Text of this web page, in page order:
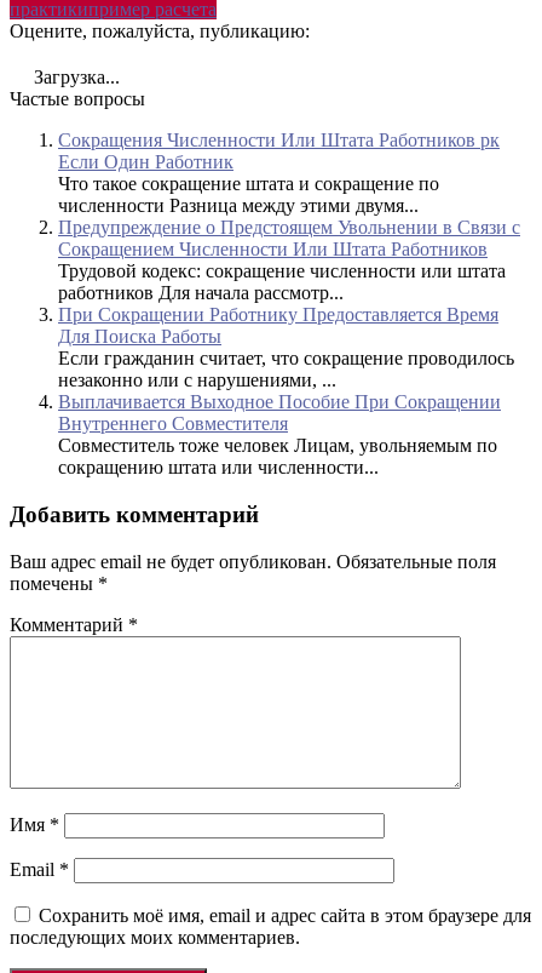
практикипример расчета
Оцените, пожалуйста, публикацию:
Загрузка...
Частые вопросы
Сокращения Численности Или Штата Работников рк
Если Один Работник
Что такое сокращение штата и сокращение по
численности Разница между этими двумя...
Предупреждение о Предстоящем Увольнении в Связи с
Сокращением Численности Или Штата Работников
Трудовой кодекс: сокращение численности или штата
работников Для начала рассмотр...
При Сокращении Работнику Предоставляется Время
Для Поиска Работы
Если гражданин считает, что сокращение проводилось
незаконно или с нарушениями, ...
Выплачивается Выходное Пособие При Сокращении
Внутреннего Совместителя
Совместитель тоже человек Лицам, увольняемым по
сокращению штата или численности...
Добавить комментарий
Ваш адрес email не будет опубликован. Обязательные поля
помечены *
Комментарий *
Имя *
Email *
Сохранить моё имя, email и адрес сайта в этом браузере для
последующих моих комментариев.